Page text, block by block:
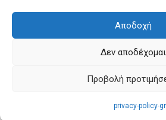
Αποδοχή
Δεν αποδέχομαι
Προβολή
privacy-policy-gr
ΛΑΡΙΣΑ
Επεκτείνεται η εναέρια
Η